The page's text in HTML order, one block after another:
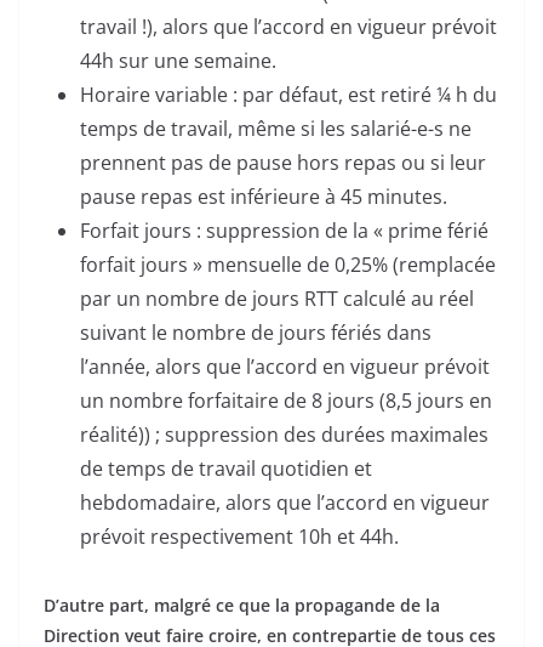
travail !), alors que l’accord en vigueur prévoit
44h sur une semaine.
Horaire variable : par défaut, est retiré ¼ h du
temps de travail, même si les salarié-e-s ne
prennent pas de pause hors repas ou si leur
pause repas est inférieure à 45 minutes.
Forfait jours : suppression de la « prime férié
forfait jours » mensuelle de 0,25% (remplacée
par un nombre de jours RTT calculé au réel
suivant le nombre de jours fériés dans
l’année, alors que l’accord en vigueur prévoit
un nombre forfaitaire de 8 jours (8,5 jours en
réalité)) ; suppression des durées maximales
de temps de travail quotidien et
hebdomadaire, alors que l’accord en vigueur
prévoit respectivement 10h et 44h.
D’autre part, malgré ce que la propagande de la
Direction veut faire croire, en contrepartie de tous ces